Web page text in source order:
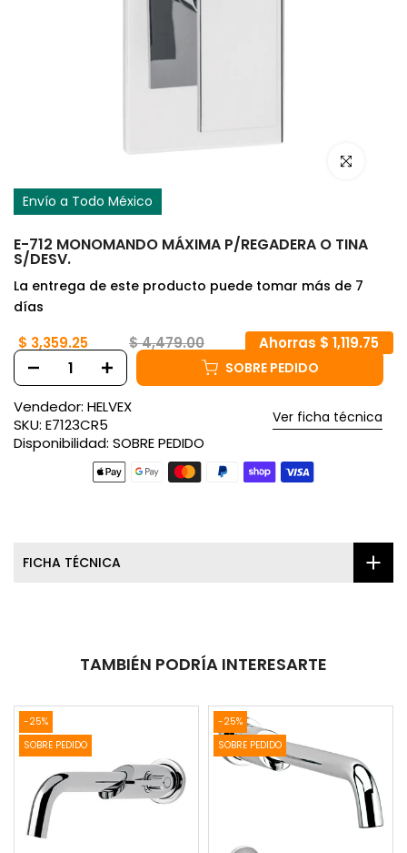
Haz clic
Envío a Todo México
E-712 MONOMANDO MÁXIMA P/REGADERA O TINA
S/DESV.
La entrega de este producto puede tomar más de 7
días
$ 3,359.25 $ 4,479.00 Ahorras $ 1,119.75
SOBRE PEDIDO
Ver ficha técnica
Vendedor: HELVEX
SKU: E7123CR5
Disponibilidad: SOBRE PEDIDO
FICHA TÉCNICA
TAMBIÉN PODRÍA INTERESARTE
-25%
SOBRE PEDIDO
-25%
SOBRE PEDIDO